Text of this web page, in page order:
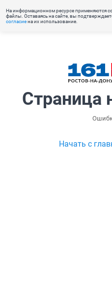
На информационном ресурсе применяются
файлы. Оставаясь на сайте, вы
согласиена их использование.
Страница
Начать с